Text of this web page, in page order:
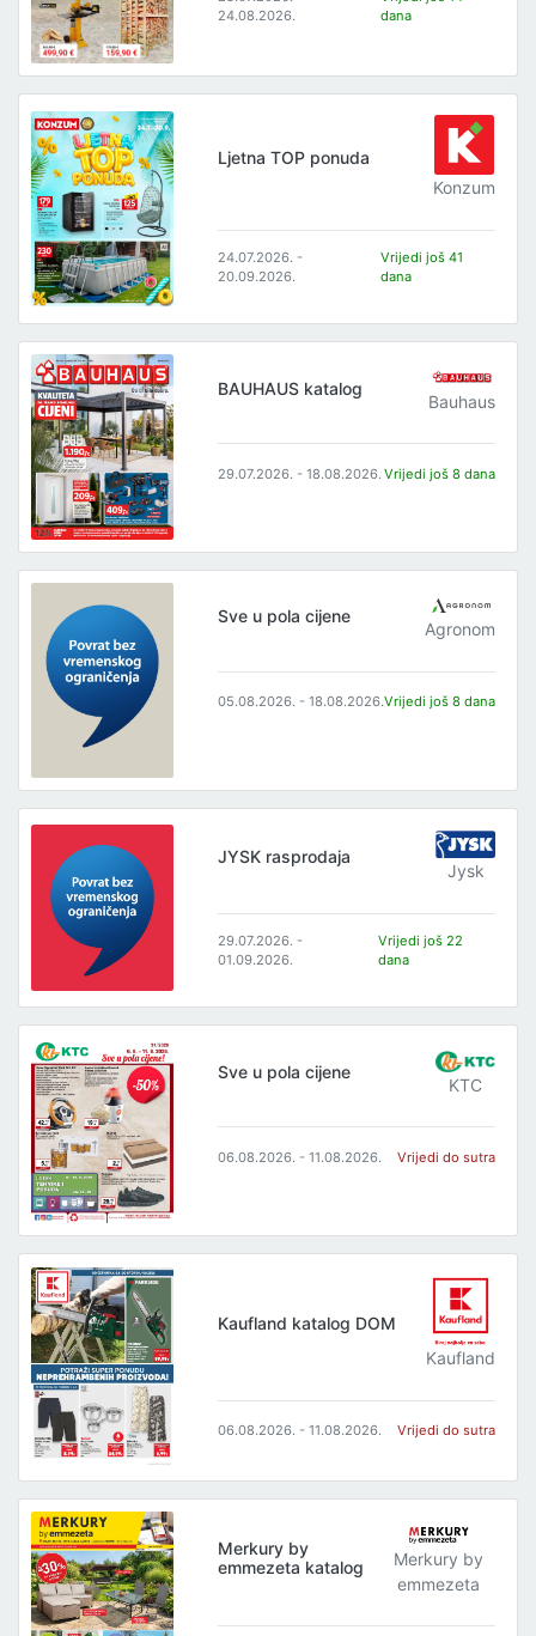
24.08.2026.
dana
Ljetna TOP ponuda
Konzum
24.07.2026. -
20.09.2026.
Vrijedi još 41
dana
BAUHAUS katalog
Bauhaus
29.07.2026. - 18.08.2026. Vrijedi još 8 dana
Sve u pola cijene
Agronom
05.08.2026. - 18.08.2026.Vrijedi još 8 dana
JYSK rasprodaja
Jysk
29.07.2026. -
01.09.2026.
Vrijedi još 22
dana
Sve u pola cijene
KTC
06.08.2026. - 11.08.2026. Vrijedi do sutra
Kaufland katalog DOM
Kaufland
06.08.2026. - 11.08.2026. Vrijedi do sutra
Merkury by
emmezeta katalog
Merkury by
emmezeta